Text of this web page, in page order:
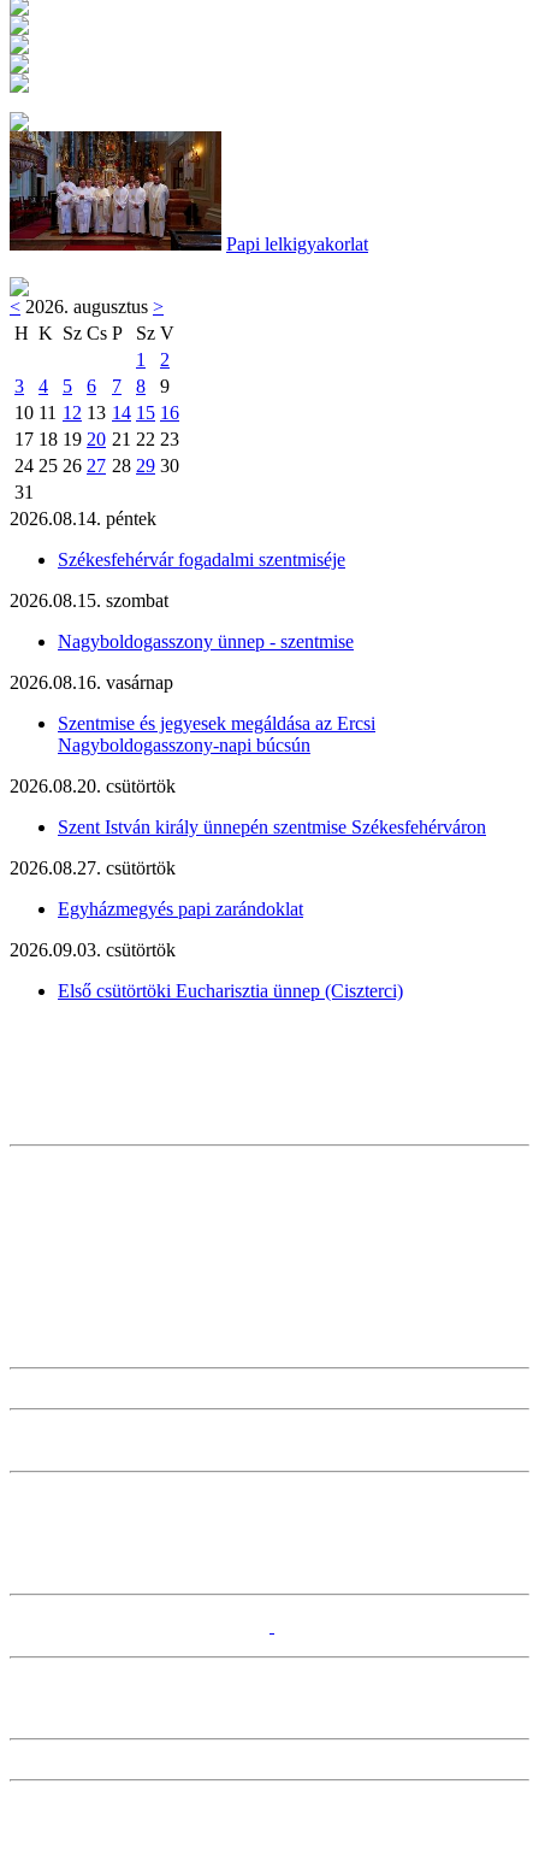
Papi lelkigyakorlat
< 2026. augusztus >
H K Sz Cs P Sz V
1
2
3
4 5 6 7 8
9
10 11 12 13 14 15 16
17 18 19 20 21 22 23
24 25 26 27 28 29 30
31
2026.08.14. péntek
Székesfehérvár fogadalmi szentmiséje
2026.08.15. szombat
Nagyboldogasszony ünnep - szentmise
2026.08.16. vasárnap
Szentmise és jegyesek megáldása az Ercsi
Nagyboldogasszony-napi búcsún
2026.08.20. csütörtök
Szent István király ünnepén szentmise Székesfehérváron
2026.08.27. csütörtök
Egyházmegyés papi zarándoklat
2026.09.03. csütörtök
Első csütörtöki Eucharisztia ünnep (Ciszterci)